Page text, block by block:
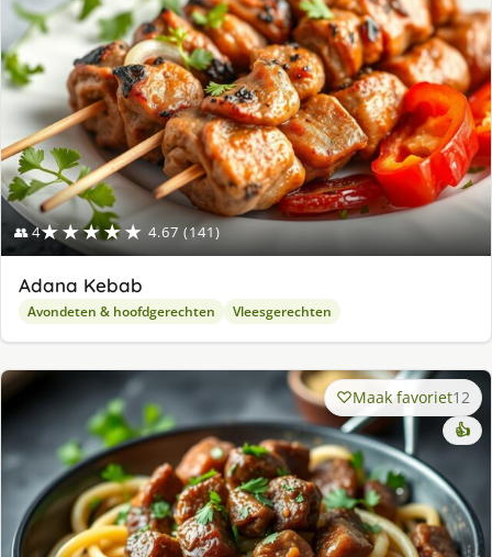
👥 4★★★★★ 4.67 (141)
Adana Kebab
Avondeten & hoofdgerechten Vleesgerechten
Maak favoriet12
👍